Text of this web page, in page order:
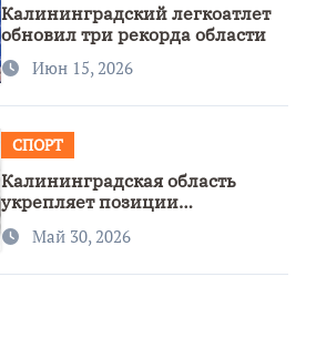
Калининградский легкоатлет
обновил три рекорда области
Июн 15, 2026
СПОРТ
Калининградская область
укрепляет позиции
спортивного региона
Май 30, 2026